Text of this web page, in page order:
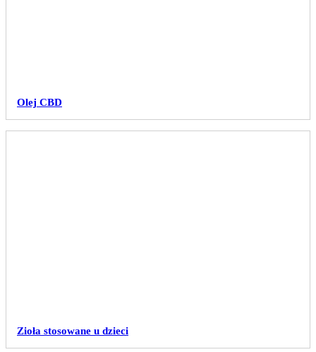
Olej CBD
Zioła stosowane u dzieci